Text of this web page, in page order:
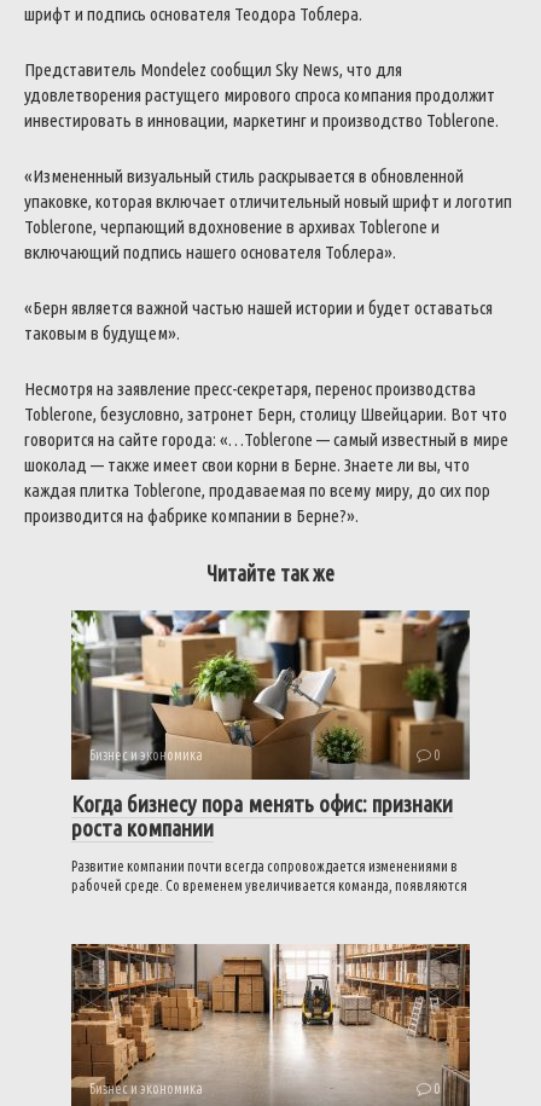
шрифт и подпись основателя Теодора Тоблера.
Представитель Mondelez сообщил Sky News, что для
удовлетворения растущего мирового спроса компания продолжит
инвестировать в инновации, маркетинг и производство Toblerone.
«Измененный визуальный стиль раскрывается в обновленной
упаковке, которая включает отличительный новый шрифт и логотип
Toblerone, черпающий вдохновение в архивах Toblerone и
включающий подпись нашего основателя Тоблера».
«Берн является важной частью нашей истории и будет оставаться
таковым в будущем».
Несмотря на заявление пресс-секретаря, перенос производства
Toblerone, безусловно, затронет Берн, столицу Швейцарии. Вот что
говорится на сайте города: «…Toblerone — самый известный в мире
шоколад — также имеет свои корни в Берне. Знаете ли вы, что
каждая плитка Toblerone, продаваемая по всему миру, до сих пор
производится на фабрике компании в Берне?».
Читайте так же
Бизнес и экономика 0
Когда бизнесу пора менять офис: признаки
роста компании
Развитие компании почти всегда сопровождается изменениями в
рабочей среде. Со временем увеличивается команда, появляются
Бизнес и экономика 0